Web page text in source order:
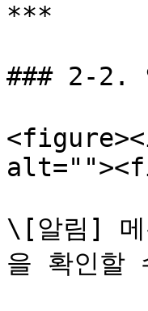
***
### 2-2.
\[알림] 메
을 확인할